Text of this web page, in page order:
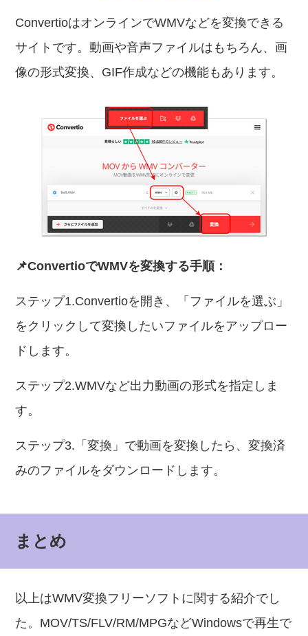
ConvertioはオンラインでWMVなどを変換できる
サイトです。動画や音声ファイルはもちろん、画
像の形式変換、GIF作成などの機能もあります。
📌ConvertioでWMVを変換する手順：
ステップ1.Convertioを開き、「ファイルを選ぶ」
をクリックして変換したいファイルをアップロー
ドします。
ステップ2.WMVなど出力動画の形式を指定しま
す。
ステップ3.「変換」で動画を変換したら、変換済
みのファイルをダウンロードします。
まとめ
以上はWMV変換フリーソフトに関する紹介でし
た。MOV/TS/FLV/RM/MPGなどWindowsで再生で